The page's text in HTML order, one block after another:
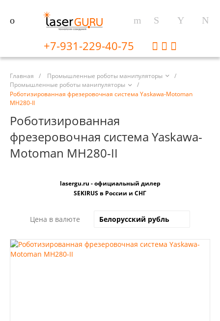
+7-931-229-40-75
Главная / Промышленные роботы манипуляторы
/
Промышленные роботы манипуляторы
/
Роботизированная фрезеровочная система Yaskawa-Motoman
MH280-II
Роботизированная
фрезеровочная система Yaskawa-
Motoman MH280-II
Цена в валюте
lasergu.ru - официальный дилер
SEKIRUS в России и СНГ